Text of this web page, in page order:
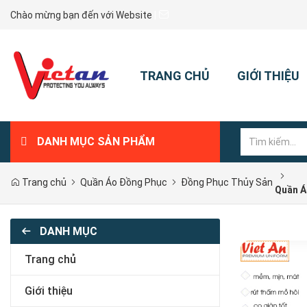
Chào mừng bạn đến với Website
TRANG CHỦ GIỚI THIỆU
DANH MỤC SẢN PHẨM
Trang chủ Quần Áo Đồng Phục Đồng Phục Thủy Sản
Quần
DANH MỤC
Trang chủ
Giới thiệu